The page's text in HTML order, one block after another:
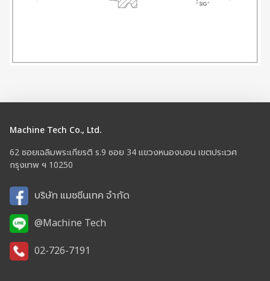
Machine Tech Co., Ltd.
62 ซอยเฉลิมพระเกียรติ ร.9 ซอย 34 แขวงหนองบอน เขตประเวศ
กรุงเทพ ฯ 10250
บริษัท แมชชีนเทค จำกัด
@Machine Tech
02-726-7191